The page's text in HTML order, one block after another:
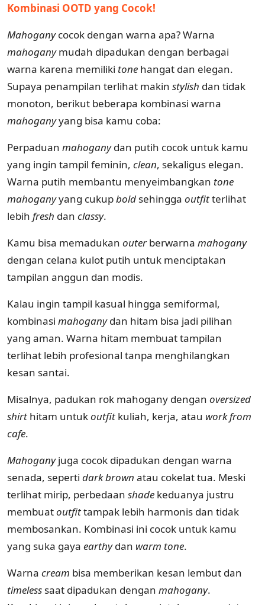
Kombinasi OOTD yang Cocok!
Mahoganycocok dengan warna apa? Warna
mahoganymudah dipadukan dengan berbagai
warna karena memiliki tone hangat dan elegan.
Supaya penampilan terlihat makin stylish dan tidak
monoton, berikut beberapa kombinasi warna
mahoganyyang bisa kamu coba:
Perpaduan mahoganydan putih cocok untuk kamu
yang ingin tampil feminin, clean, sekaligus elegan.
Warna putih membantu menyeimbangkan tone
mahoganyyang cukupbold sehingga outfitterlihat
lebih fresh dan classy.
Kamu bisa memadukan outerberwarna mahogany
dengan celana kulot putih untuk menciptakan
tampilan anggun dan modis.
Kalau ingin tampil kasual hingga semiformal,
kombinasi mahoganydan hitam bisa jadi pilihan
yang aman. Warna hitam membuat tampilan
terlihat lebih profesional tanpa menghilangkan
kesan santai.
Misalnya, padukan rok mahogany dengan oversized
shirt hitam untukoutfit kuliah, kerja, atau work from
cafe.
Mahoganyjuga cocok dipadukan dengan warna
senada, seperti darkbrown atau cokelat tua. Meski
terlihat mirip, perbedaan shade keduanya justru
membuatoutfittampak lebih harmonis dan tidak
membosankan. Kombinasi ini cocok untuk kamu
yang suka gaya earthydan warm tone.
Warna cream bisa memberikan kesan lembut dan
timeless saat dipadukan dengan mahogany.